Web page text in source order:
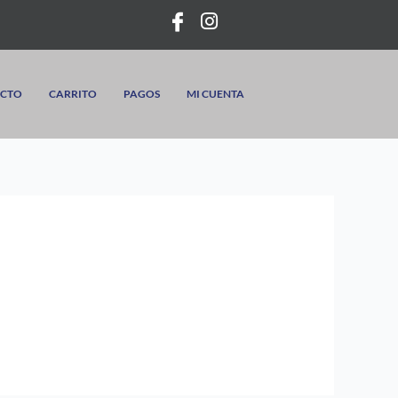
CARRITO PAGOS MI CUENTA